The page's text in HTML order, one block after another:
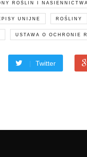
ROŚLIN I NASIENNICTWA
UNIJNE ROŚLINY
USTAWA O OCHRONIE
Twitter